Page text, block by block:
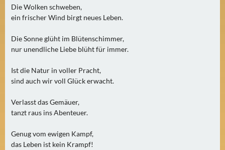
B
E
R
M
R
G
N
0
)
Die Wolken schweben,
ein frischer Wind birgt neues Leben.
Die Sonne glüht im Blütenschimmer,
nur unendliche Liebe blüht für immer.
Ist die Natur in voller Pracht,
sind auch wir voll Glück erwacht.
Verlasst das Gemäuer,
tanzt raus ins Abenteuer.
Genug vom ewigen Kampf,
das Leben ist kein Krampf!